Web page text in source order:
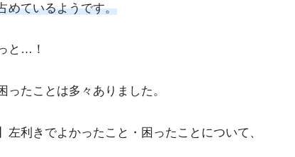
めているようです。
と…！
たことは多々ありました。
利きでよかったこと・困ったことについて、